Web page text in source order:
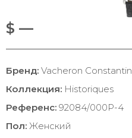
$ —
Бренд: Vacheron Constantin
Коллекция: Historiques
Референс: 92084/000P-4
Пол: Женский